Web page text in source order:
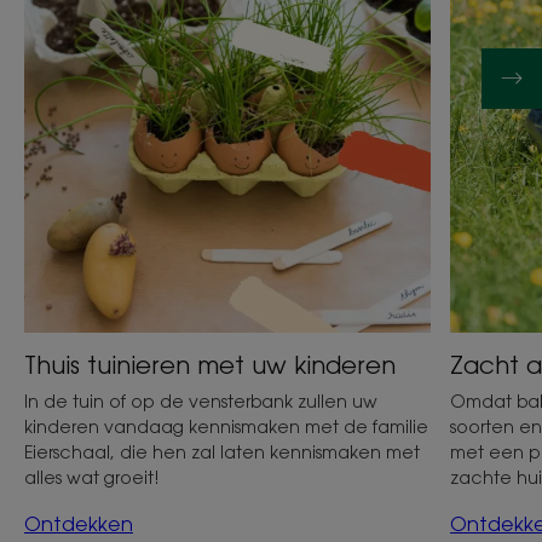
Thuis tuinieren met uw kinderen
In de tuin of op de vensterbank zullen uw
kinderen vandaag kennismaken met de familie
Eierschaal, die hen zal laten kennismaken met
alles wat groeit!
Ontdekken
een
baby
Zacht
Omdat
soorten
met een
zachte